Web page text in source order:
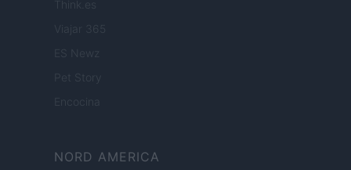
Viajar 365
ES Newz
Pet Story
Encocina
NORD AMERICA